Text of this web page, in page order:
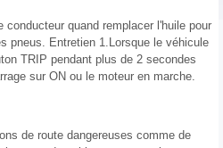
conducteur quand remplacer l'huile pour
pneus. Entretien 1.Lorsque le véhicule
TRIP pendant plus de 2 secondes
sur ON ou le moteur en marche.
de route dangereuses comme de